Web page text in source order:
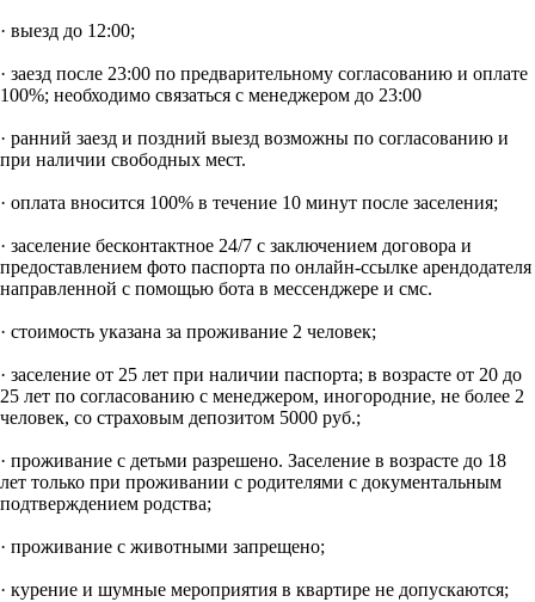
· выезд до 12:00;
· заезд после 23:00 по предварительному согласованию и оплате
100%; необходимо связаться с менеджером до 23:00
· ранний заезд и поздний выезд возможны по согласованию и
при наличии свободных мест.
· оплата вносится 100% в течение 10 минут после заселения;
· заселение бесконтактное 24/7 с заключением договора и
предоставлением фото паспорта по онлайн-ссылке арендодателя
направленной с помощью бота в мессенджере и смс.
· стоимость указана за проживание 2 человек;
· заселение от 25 лет при наличии паспорта; в возрасте от 20 до
25 лет по согласованию с менеджером, иногородние, не более 2
человек, со страховым депозитом 5000 руб.;
· проживание с детьми разрешено. Заселение в возрасте до 18
лет только при проживании с родителями с документальным
подтверждением родства;
· проживание с животными запрещено;
· курение и шумные мероприятия в квартире не допускаются;